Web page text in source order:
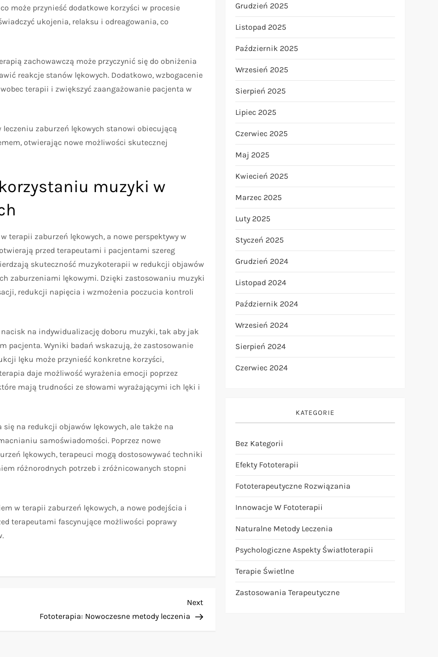
może przynieść dodatkowe korzyści w procesie
ukojenia, relaksu i odreagowania, co
zachowawczą może przyczynić się do obniżenia
reakcje stanów lękowych. Dodatkowo, wzbogacenie
terapii i zwiększyć zaangażowanie pacjenta w
zaburzeń lękowych stanowi obiecującą
otwierając nowe możliwości skutecznej
muzyki w
terapii zaburzeń lękowych, a nowe perspektywy w
przed terapeutami i pacjentami szereg
skuteczność muzykoterapii w redukcji objawów
zaburzeniami lękowymi. Dzięki zastosowaniu muzyki
redukcji napięcia i wzmożenia poczucia kontroli
na indywidualizację doboru muzyki, tak aby jak
pacjenta. Wyniki badań wskazują, że zastosowanie
lęku może przynieść konkretne korzyści,
daje możliwość wyrażenia emocji poprzez
mają trudności ze słowami wyrażającymi ich lęki i
na redukcji objawów lękowych, ale także na
samoświadomości. Poprzez nowe
lękowych, terapeuci mogą dostosowywać techniki
różnorodnych potrzeb i zróżnicowanych stopni
w terapii zaburzeń lękowych, a nowe podejścia i
terapeutami fascynujące możliwości poprawy
Next
Post
Next
Fototerapia: Nowoczesne metody leczenia
Grudzień 2025
Listopad 2025
Październik 2025
Wrzesień 2025
Sierpień 2025
Lipiec 2025
Czerwiec 2025
Maj 2025
Kwiecień 2025
Marzec 2025
Luty 2025
Styczeń 2025
Grudzień 2024
Listopad 2024
Październik 2024
Wrzesień 2024
Sierpień 2024
Czerwiec 2024
KATEGORIE
Bez Kategorii
Efekty Fototerapii
Fototerapeutyczne Rozwiązania
Innowacje W Fototerapii
Naturalne Metody Leczenia
Psychologiczne Aspekty Światłoterapii
Terapie Świetlne
Zastosowania Terapeutyczne